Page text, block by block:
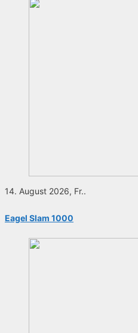
14. August 2026, Fr..
Eagel Slam 1000